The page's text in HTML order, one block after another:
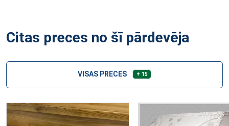
Citas preces no šī pārdevēja
VISAS PRECES + 15